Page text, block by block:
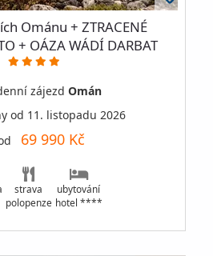
Ománu + ZTRACENÉ
+ OÁZA WÁDÍ DARBAT
zájezd Omán
od 11. listopadu 2026
69 990 Kč
strava
polopenze
ubytování
hotel ****